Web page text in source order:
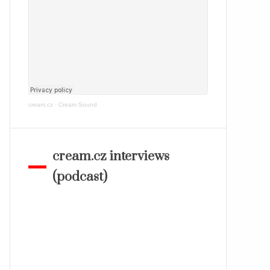
cream.cz · Cream Sound
cream.cz interviews
(podcast)